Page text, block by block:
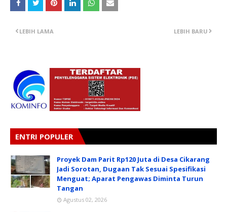
LEBIH BARU
LEBIH LAMA
ENTRI POPULER
Proyek Dam Parit Rp120 Juta di Desa Cikarang
Jadi Sorotan, Dugaan Tak Sesuai Spesifikasi
Menguat; Aparat Pengawas Diminta Turun
Tangan
Agustus 02, 2026